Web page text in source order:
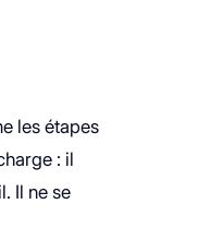
les étapes
: il
Il ne se